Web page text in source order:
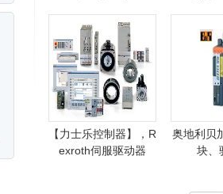
【力士乐控制器】，R
exroth伺服驱动器
奥地利贝
块、